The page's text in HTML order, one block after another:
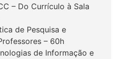
– Do Currículo à Sala
de Pesquisa e
– 60h
de Informação e